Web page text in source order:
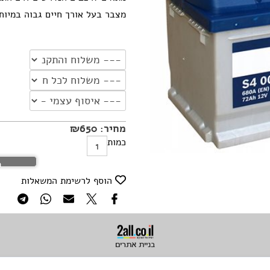
מצבר בעל אורך חיים גבוה
מחיר: ₪650
כמות
הוסף לרשימת המשאלות
בניית אתרים